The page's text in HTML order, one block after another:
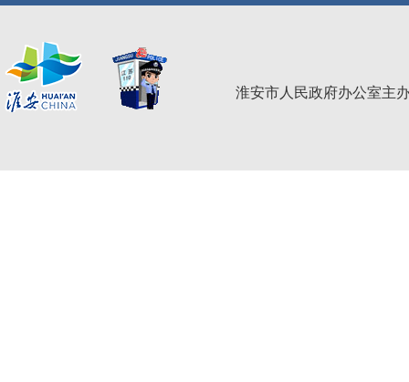
淮安市人民政府办公室主